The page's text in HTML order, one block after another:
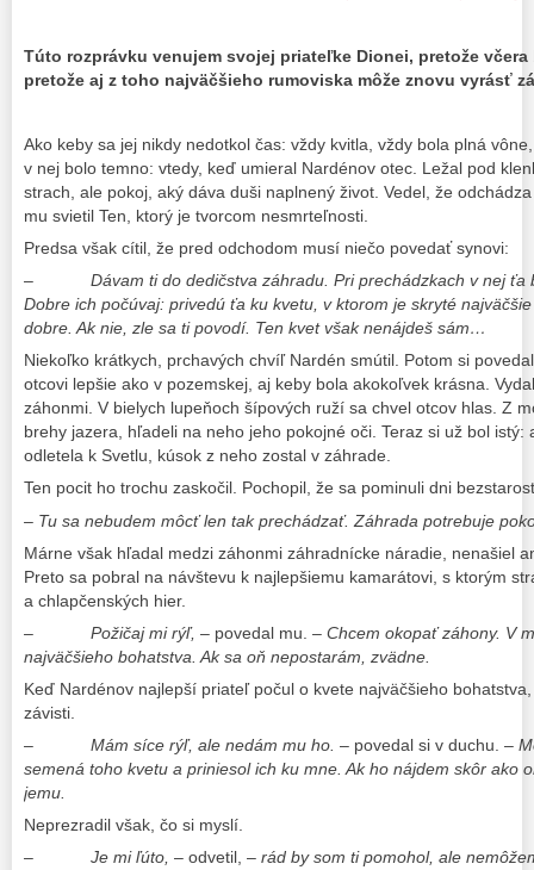
Túto rozprávku venujem svojej priateľke Dionei, pretože včera
pretože aj z toho najväčšieho rumoviska môže znovu vyrásť
Ako keby sa jej nikdy nedotkol čas: vždy kvitla, vždy bola plná
v nej bolo temno: vtedy, keď umieral Nardénov otec. Ležal pod
strach, ale pokoj, aký dáva duši naplnený život. Vedel, že
mu svietil Ten, ktorý je tvorcom nesmrteľnosti.
Predsa však cítil, že pred odchodom musí niečo povedať synovi:
– Dávam ti do dedičstva záhradu. Pri prechádzkach v nej ťa
Dobre ich počúvaj: privedú ťa ku kvetu, v ktorom je skryté
dobre. Ak nie, zle sa ti povodí. Ten kvet však nenájdeš sám…
Niekoľko krátkych, prchavých chvíľ Nardén smútil. Potom si
otcovi lepšie ako v pozemskej, aj keby bola akokoľvek krásna.
záhonmi. V bielych lupeňoch šípových ruží sa chvel otcov hlas. Z
brehy jazera, hľadeli na neho jeho pokojné oči. Teraz si už bol
odletela k Svetlu, kúsok z neho zostal v záhrade.
Ten pocit ho trochu zaskočil. Pochopil, že sa pominuli dni
– Tu sa nebudem môcť len tak prechádzať. Záhrada potrebuje
Márne však hľadal medzi záhonmi záhradnícke náradie, nenašiel
Preto sa pobral na návštevu k najlepšiemu kamarátovi, s ktorým
a chlapčenských hier.
– Požičaj mi rýľ, – povedal mu. – Chcem okopať záhony. V
najväčšieho bohatstva. Ak sa oň nepostarám, zvädne.
Keď Nardénov najlepší priateľ počul o kvete najväčšieho
závisti.
– Mám síce rýľ, ale nedám mu ho. – povedal si v duchu. –
semená toho kvetu a priniesol ich ku mne. Ak ho nájdem skôr ako
jemu.
Neprezradil však, čo si myslí.
– Je mi ľúto, – odvetil, – rád by som ti pomohol, ale